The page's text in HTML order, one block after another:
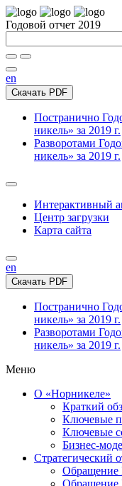
Годовой отчет 2019
en
Скачать PDF
Постранично
никель» за 2019 г.
Разворотами
никель» за 2019 г.
Интерактивный
Центр загрузки
Карта сайта
en
Скачать PDF
Постранично
никель» за 2019 г.
Разворотами
никель» за 2019 г.
Меню
О «Норникеле»
Краткий
Ключевые
Ключевые
Бизнес-
Стратегический
Обращение
Обращение